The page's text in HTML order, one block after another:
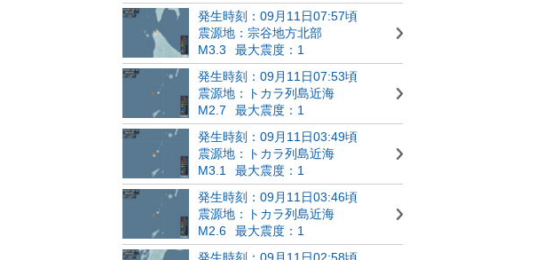
発生時刻：09月11日07:57頃
震源地：宗谷地方北部
M3.3
最大震度：1
発生時刻：09月11日07:53頃
震源地：トカラ列島近海
M2.7
最大震度：1
発生時刻：09月11日03:49頃
震源地：トカラ列島近海
M3.1
最大震度：1
発生時刻：09月11日03:46頃
震源地：トカラ列島近海
M2.6
最大震度：1
発生時刻：09月11日02:58頃